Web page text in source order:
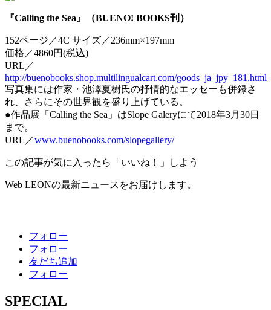
『Calling the Sea』（BUENO! BOOKS刊）
152ページ／4C サイズ／236mm×197mm
価格／4860円(税込)
URL／
http://buenobooks.shop.multilingualcart.com/goods_ja_jpy_181.html
写真集には作家・池澤夏樹氏の抒情的なエッセーも併録さ
れ、さらにその世界観を盛り上げている。
●作品展「Calling the Sea」はSlope Galeryにて2018年3月30日
まで。
URL／www.buenobooks.com/slopegallery/
この記事が気に入ったら「いいね！」しよう
Web LEONの最新ニュースをお届けします。
フォロー
フォロー
友だち追加
フォロー
SPECIAL